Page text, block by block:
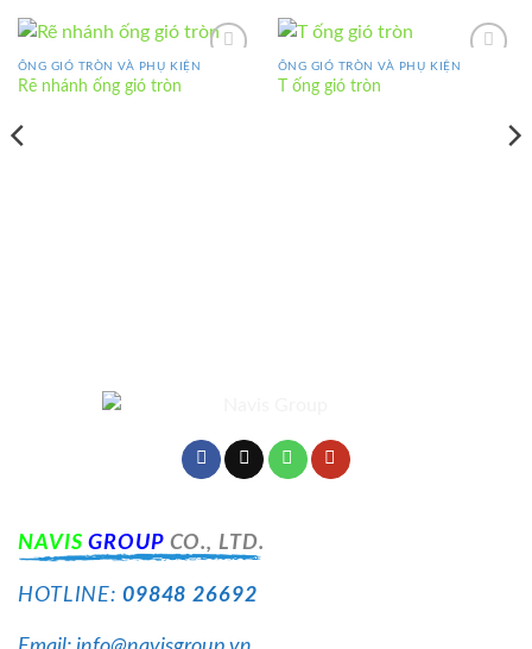
ỐNG GIÓ TRÒN VÀ PHỤ KIỆN
Rẽ nhánh ống gió tròn
ỐNG GIÓ TRÒN VÀ PHỤ KIỆN
T ống gió tròn
NAVIS GROUP CO., LTD.
HOTLINE: 09848 26692